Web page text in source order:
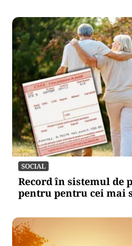
SOCIAL
Record în sistemul de
pentru pentru cei mai